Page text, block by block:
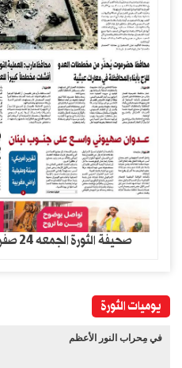
صحيفة الثورة الجمعه 24 صفر 1448- 7 اغسطس 2026
يوميات الثورة
في مِحراب النور الأعظم